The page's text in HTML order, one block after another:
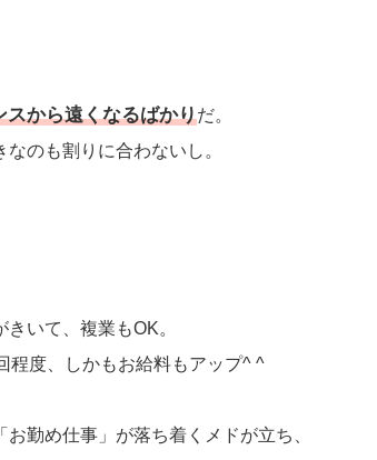
から遠くなるばかりだ。
のも割りに合わないし。
いて、複業もOK。
程度、しかもお給料もアップ^ ^
勤め仕事」が落ち着くメドが立ち、